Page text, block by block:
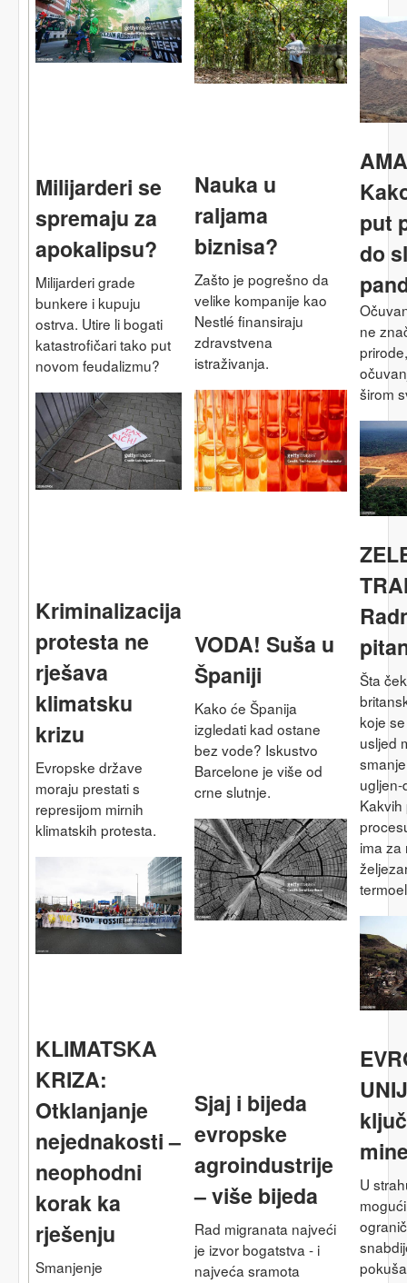
Milijarderi se
spremaju za
apokalipsu?
Milijarderi grade
bunkere i kupuju
ostrva. Utire li bogati
katastrofičari tako put
novom feudalizmu?
Nauka u
raljama
biznisa?
Zašto je pogrešno da
velike kompanije kao
Nestlé finansiraju
zdravstvena
istraživanja.
put
do
ne
širom
Kriminalizacija
protesta ne
rješava
klimatsku
krizu
Evropske države
moraju prestati s
represijom mirnih
klimatskih protesta.
VODA! Suša u
Španiji
Kako će Španija
izgledati kad ostane
bez vode? Iskustvo
Barcelone je više od
crne slutnje.
Šta
koje
usljed
ima za
KLIMATSKA
KRIZA:
Otklanjanje
nejednakosti –
neophodni
korak ka
rješenju
Smanjenje
Sjaj i bijeda
evropske
agroindustrije
– više bijeda
Rad migranata najveći
je izvor bogatstva - i
najveća sramota
U